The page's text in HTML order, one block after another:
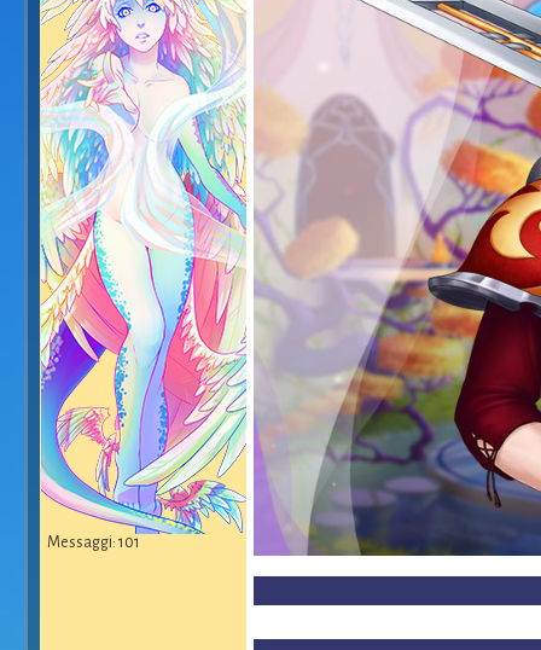
Messaggi: 101